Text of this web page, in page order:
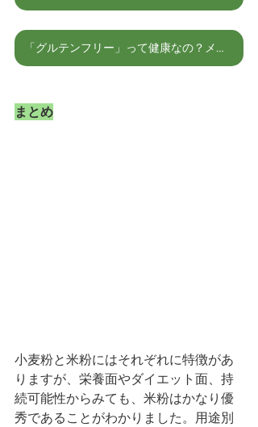
「グルテンフリー」って健康なの？メリットとデメリット。
まとめ
小麦粉と米粉にはそれぞれに特徴があ
りますが、栄養面やダイエット面、持
続可能性からみても、米粉はかなり優
秀であることがわかりました。用途別